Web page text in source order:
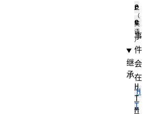
r
e
事
件
会
在
H
T
e
继
承
H
T
M